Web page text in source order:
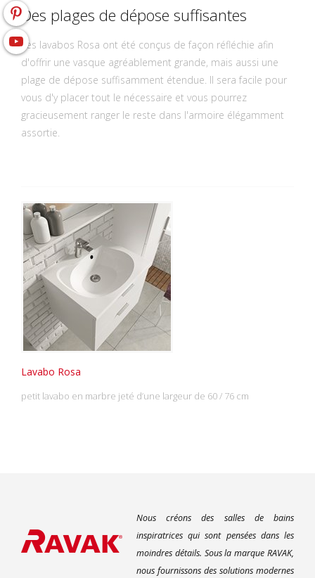
Des plages de dépose suffisantes
Les lavabos Rosa ont été conçus de façon réfléchie afin
d'offrir une vasque agréablement grande, mais aussi une
plage de dépose suffisamment étendue. Il sera facile pour
vous d'y placer tout le nécessaire et vous pourrez
gracieusement ranger le reste dans l'armoire élégamment
assortie.
Lavabo Rosa
petit lavabo en marbre jeté d’une largeur de 60 / 76 cm
Nous créons des salles de bains
inspiratrices qui sont pensées dans les
moindres détails. Sous la marque RAVAK,
nous fournissons des solutions modernes